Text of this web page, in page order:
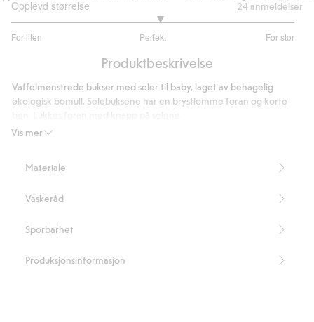
Opplevd størrelse
For liten Perfekt For stor
av
20
stemmer
24anmeldelser
Produktbeskrivelse
Vis mer
Vaffelmønstrede bukser med seler til baby, laget av behagelig
økologisk bomull. Selebuksene har en brystlomme foran og korte
Brystlomme
Artikkelnummer
Materiale
Vaskeråd
Sporbarhet
Produksjonsinformasjon